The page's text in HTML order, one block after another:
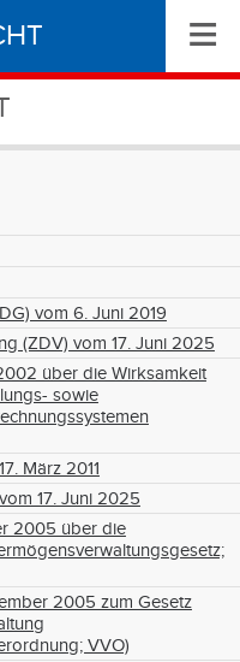
≡
vom 6. Juni 2019
(ZDV) vom 17. Juni 2025
über die Wirksamkeit
sowie
März 2011
17. Juni 2025
2005 über die
2005 zum Gesetz
VVO)